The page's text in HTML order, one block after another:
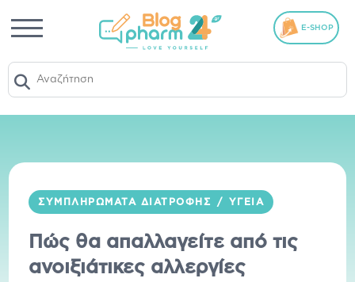
E-SHOP
ΣΥΜΠΛΗΡΏΜΑΤΑ ΔΙΑΤΡΟΦΉΣ / ΥΓΕΊΑ
Πώς θα απαλλαγείτε από τις
ανοιξιάτικες αλλεργίες